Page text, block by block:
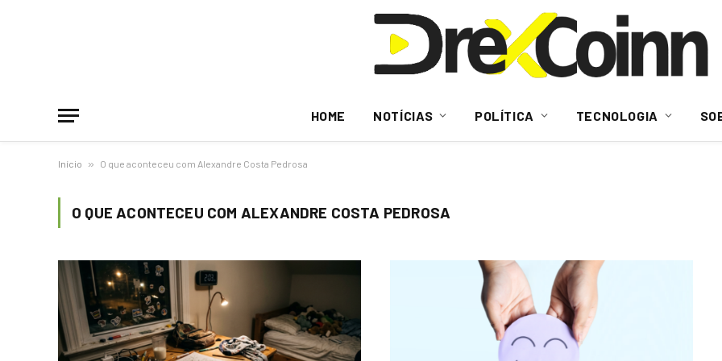
HOME NOTÍCIAS POLÍTICA TECNOLOGIA
Início » O que aconteceu com Alexandre Costa Pedrosa
O QUE ACONTECEU COM ALEXANDRE COSTA PEDROSA